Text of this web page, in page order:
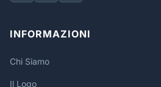
INFORMAZIONI
Chi Siamo
Il Logo